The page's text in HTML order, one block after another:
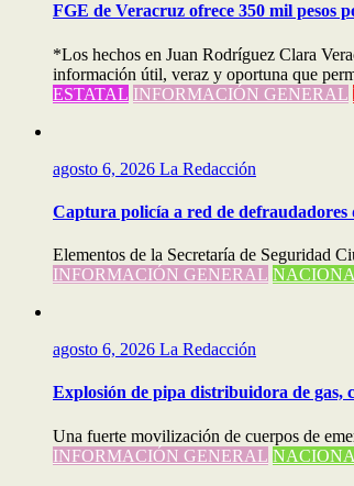
FGE de Veracruz ofrece 350 mil pesos
*Los hechos en Juan Rodríguez Clara
información útil, veraz y oportuna que
ESTATAL INFORMACIÓN GENERAL
agosto 6, 2026 La Redacción
Captura policía a red de defraudadores
Elementos de la Secretaría de Seguridad
INFORMACIÓN GENERAL
agosto 6, 2026 La Redacción
Explosión de pipa distribuidora de gas,
Una fuerte movilización de cuerpos de
INFORMACIÓN GENERAL